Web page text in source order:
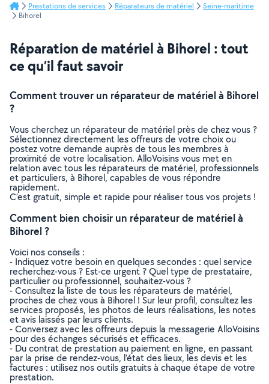
Prestations de services Réparateurs de matériel
Seine-maritime
Bihorel
Réparation de matériel à Bihorel : tout
ce qu’il faut savoir
Comment trouver un réparateur de matériel à Bihorel
?
Vous cherchez un réparateur de matériel près de chez vous ?
Sélectionnez directement les offreurs de votre choix ou
postez votre demande auprès de tous les membres à
proximité de votre localisation. AlloVoisins vous met en
relation avec tous les réparateurs de matériel, professionnels
et particuliers, à Bihorel, capables de vous répondre
rapidement.
C’est gratuit, simple et rapide pour réaliser tous vos projets !
Comment bien choisir un réparateur de matériel à
Bihorel ?
Voici nos conseils :
- Indiquez votre besoin en quelques secondes : quel service
recherchez-vous ? Est-ce urgent ? Quel type de prestataire,
particulier ou professionnel, souhaitez-vous ?
- Consultez la liste de tous les réparateurs de matériel,
proches de chez vous à Bihorel ! Sur leur profil, consultez les
services proposés, les photos de leurs réalisations, les notes
et avis laissés par leurs clients.
- Conversez avec les offreurs depuis la messagerie AlloVoisins
pour des échanges sécurisés et efficaces.
- Du contrat de prestation au paiement en ligne, en passant
par la prise de rendez-vous, l’état des lieux, les devis et les
factures : utilisez nos outils gratuits à chaque étape de votre
prestation.